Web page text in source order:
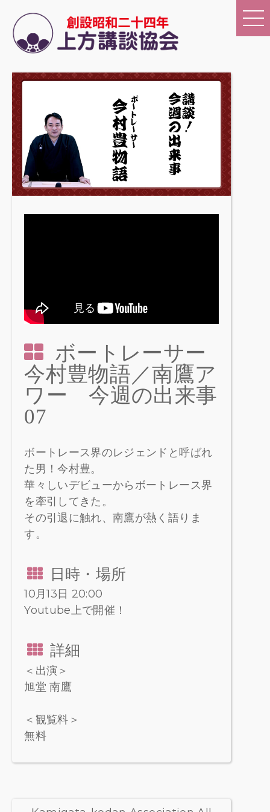
ボートレーサー
今村豊物語／南鷹ア
ワー 今週の出来事
07
ボートレース界のレジェンドと呼ばれ
た男！今村豊。
華々しいデビューからボートレース界
を牽引してきた。
その引退に触れ、南鷹が熱く語りま
す。
日時・場所
10月13日 20:00
Youtube上で開催！
詳細
＜出演＞
旭堂 南鷹
＜観覧料＞
無料